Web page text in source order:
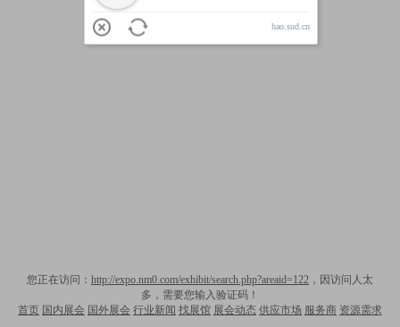
您正在访问： http://expo.nm0.com/exhibit/search.php?areaid=122 ，因访问人太
多，需要您输入验证码！
首页 国内展会 国外展会 行业新闻 找展馆 展会动态 供应市场 服务商 资源需求
hao.sud.cn